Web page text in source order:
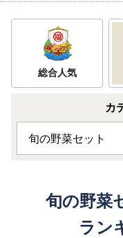
総合人気
カ
旬の野菜セット
旬の野菜
ラン